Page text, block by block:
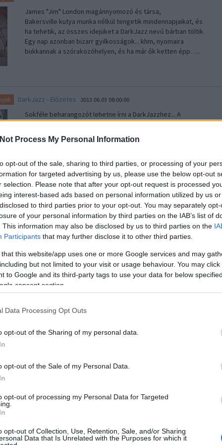
Process My Personal Information
opt-out of the sale, sharing to third parties, or processing of your
for targeted advertising by us, please use the below opt-out
selection. Please note that after your opt-out request is processed
interest-based ads based on personal information utilized by us
to third parties prior to your opt-out. You may separately
of your personal information by third parties on the IAB’s list of
This information may also be disclosed by us to third parties on the
Participants that may further disclose it to other third parties.
this website/app uses one or more Google services and may
but not limited to your visit or usage behaviour. You may
to Google and its third-party tags to use your data for below
consent section.
Data Processing Opt Outs
opt-out of the Sharing of my personal data.
opt-out of the Sale of my Personal Data.
opt-out of processing my Personal Data for Targeted
opt-out of Collection, Use, Retention, Sale, and/or Sharing
Data that Is Unrelated with the Purposes for which it
James "Jim" London magánnyomozó és társa,
Bakersville kutya munka nélkül tengetik mindennapjaikat, és
ha tehetik, az összes idejüket a DarkJazz nevű bárban töltik.
Egy nap azonban bizarr gyilkosságok... khm, nyomaira
bukkannak a szórakozóhelyen, és ha már ők ketten épp…..
DarkJazz - Előzetes 2013.06.03 08:00:00
Sokféle beharangozót lehetne írni a DarkJazzhez... A
legegyszerűbb úgy hangzik, június 6, majd pedig bökjetek rá a
PLAY gombra és nézzétek meg a képeket (teljes méretért
klikk rájuk!): ..
DarkJazz - Hamarosan! 2013.05.29 08:00:00
Teljes felbontású verzióért kattints a képre!..
keményebb!Keressétek május 12.-én a 9. nemzetközi
science-fiction képregény! Barta Szabolcs rajzoló
Halloweenkor mutatkozott be nálunk, Fazekas Zsolt író neve